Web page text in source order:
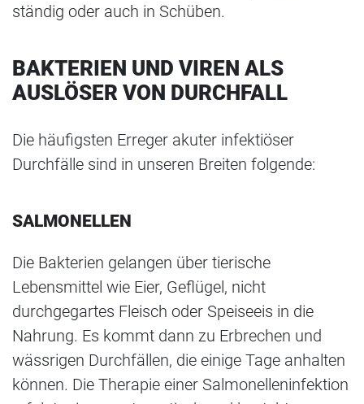
ständig oder auch in Schüben.
BAKTERIEN UND VIREN ALS
AUSLÖSER VON DURCHFALL
Die häufigsten Erreger akuter infektiöser
Durchfälle sind in unseren Breiten folgende:
SALMONELLEN
Die Bakterien gelangen über tierische
Lebensmittel wie Eier, Geflügel, nicht
durchgegartes Fleisch oder Speiseeis in die
Nahrung. Es kommt dann zu Erbrechen und
wässrigen Durchfällen, die einige Tage anhalten
können. Die Therapie einer Salmonelleninfektion